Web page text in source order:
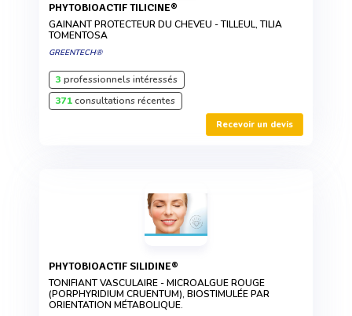
PHYTOBIOACTIF TILICINE®
GAINANT PROTECTEUR DU CHEVEU - TILLEUL, TILIA
TOMENTOSA
GREENTECH®
3 professionnels intéressés
371consultations récentes
Recevoir un devis
PHYTOBIOACTIF SILIDINE®
TONIFIANT VASCULAIRE - MICROALGUE ROUGE
(PORPHYRIDIUM CRUENTUM), BIOSTIMULÉE PAR
ORIENTATION MÉTABOLIQUE.